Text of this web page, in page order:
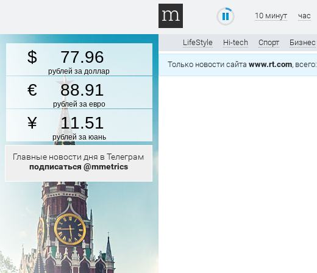
77.96
рублей за доллар
88.91
рублей за евро
11.51
рублей за юань
Главные новости дня в Телеграм
подписаться @mmetrics
10 минут час
LifeStyle Hi-tech Спорт Бизнес
Только новости сайта www.rt.com, всего: